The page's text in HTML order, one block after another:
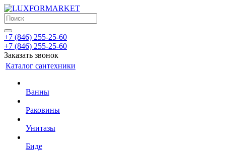
+7 (846) 255-25-60
+7 (846) 255-25-60
Заказать звонок
Каталог сантехники
Ванны
Раковины
Унитазы
Биде